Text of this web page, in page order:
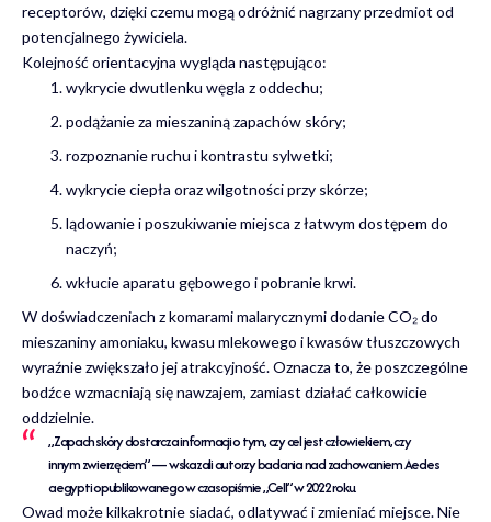
receptorów, dzięki czemu mogą odróżnić nagrzany przedmiot od
potencjalnego żywiciela.
Kolejność orientacyjna wygląda następująco:
wykrycie dwutlenku węgla z oddechu;
podążanie za mieszaniną zapachów skóry;
rozpoznanie ruchu i kontrastu sylwetki;
wykrycie ciepła oraz wilgotności przy skórze;
lądowanie i poszukiwanie miejsca z łatwym dostępem do
naczyń;
wkłucie aparatu gębowego i pobranie krwi.
W doświadczeniach z komarami malarycznymi dodanie CO₂ do
mieszaniny amoniaku, kwasu mlekowego i kwasów tłuszczowych
wyraźnie zwiększało jej atrakcyjność. Oznacza to, że poszczególne
bodźce wzmacniają się nawzajem, zamiast działać całkowicie
oddzielnie.
„Zapach skóry dostarcza informacji o tym, czy cel jest człowiekiem, czy
innym zwierzęciem” — wskazali autorzy badania nad zachowaniem Aedes
aegypti opublikowanego w czasopiśmie „Cell” w 2022 roku.
Owad może kilkakrotnie siadać, odlatywać i zmieniać miejsce. Nie